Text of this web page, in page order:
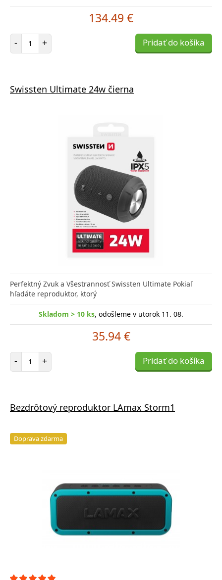
134.49 €
- Počet položiek
+ Pridať do košíka
Swissten Ultimate 24w čierna
Perfektný Zvuk a Všestrannosť Swissten Ultimate Pokiaľ
hľadáte reproduktor, ktorý
Skladom > 10 ks, odošleme v utorok 11. 08.
35.94 €
- Počet položiek
+ Pridať do košíka
Bezdrôtový reproduktor LAmax Storm1
Doprava zdarma